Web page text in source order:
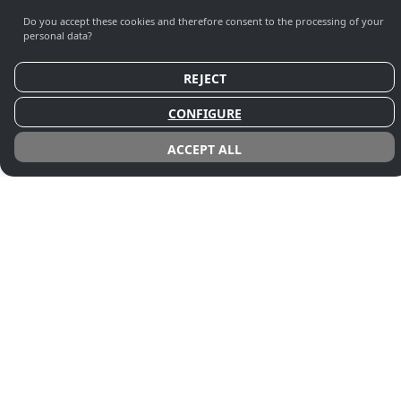
Do you accept these cookies and therefore consent to the processing of your
personal data?
REJECT
CONFIGURE
ACCEPT ALL